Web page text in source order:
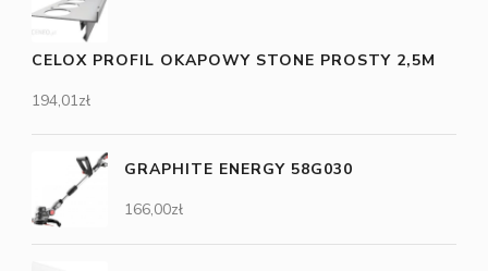
CELOX PROFIL OKAPOWY STONE PROSTY 2,5M
194,01zł
GRAPHITE ENERGY 58G030
166,00zł